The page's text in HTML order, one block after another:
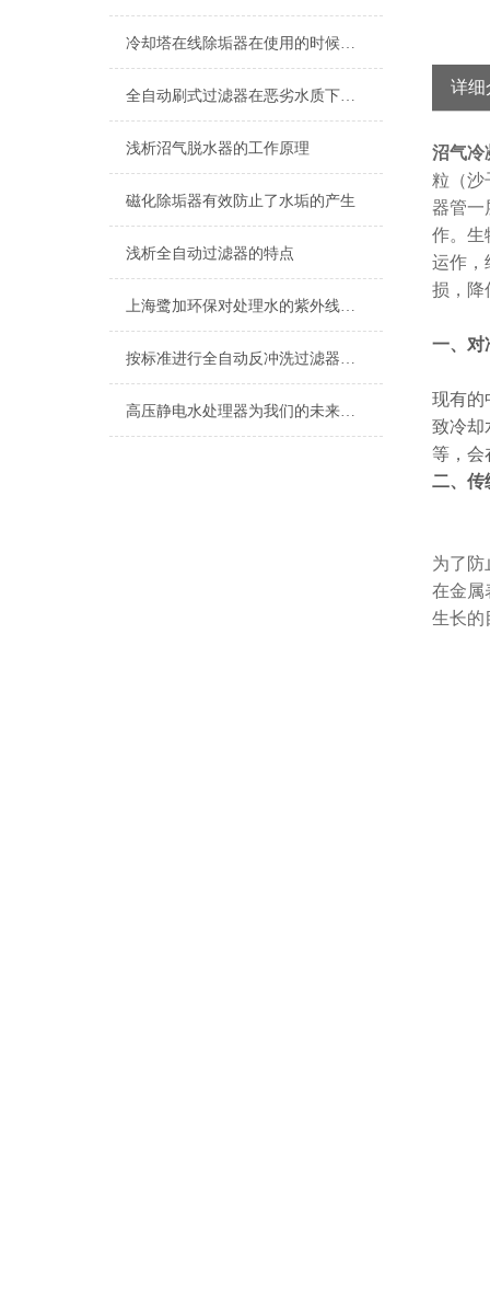
冷却塔在线除垢器在使用的时候需要注意什么
全自动刷式过滤器在恶劣水质下的表现
浅析沼气脱水器的工作原理
磁化除垢器有效防止了水垢的产生
浅析全自动过滤器的特点
上海鹭加环保对处理水的紫外线和臭氧灭菌技术
按标准进行全自动反冲洗过滤器的使用
高压静电水处理器为我们的未来提供更清洁、可持续的水资源
详细
沼气冷
粒（沙
器管一
作。生
运作，
损，降
一、 对
现有的
致冷却
等，会
二、传
为了防
在金属
生长的